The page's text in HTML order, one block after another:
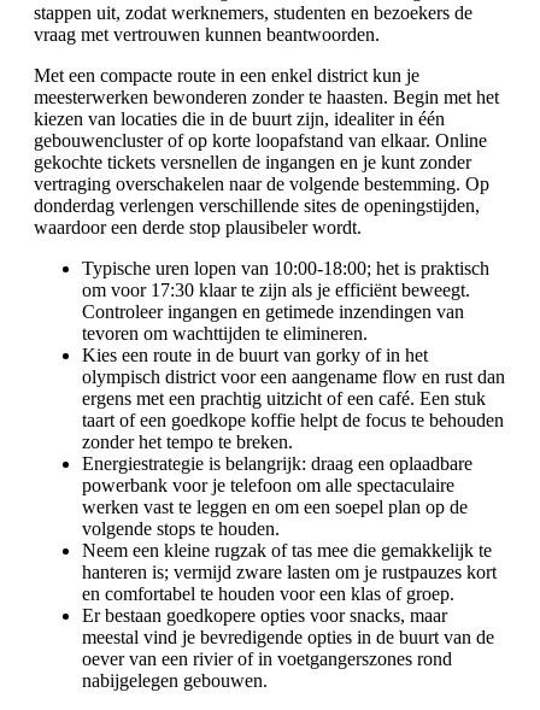
stappen uit, zodat werknemers, studenten en bezoekers de
vraag met vertrouwen kunnen beantwoorden.
Met een compacte route in een enkel district kun je
meesterwerken bewonderen zonder te haasten. Begin met het
kiezen van locaties die in de buurt zijn, idealiter in één
gebouwencluster of op korte loopafstand van elkaar. Online
gekochte tickets versnellen de ingangen en je kunt zonder
vertraging overschakelen naar de volgende bestemming. Op
donderdag verlengen verschillende sites de openingstijden,
waardoor een derde stop plausibeler wordt.
Typische uren lopen van 10:00-18:00; het is praktisch
om voor 17:30 klaar te zijn als je efficiënt beweegt.
Controleer ingangen en getimede inzendingen van
tevoren om wachttijden te elimineren.
Kies een route in de buurt van gorky of in het
olympisch district voor een aangename flow en rust dan
ergens met een prachtig uitzicht of een café. Een stuk
taart of een goedkope koffie helpt de focus te behouden
zonder het tempo te breken.
Energiestrategie is belangrijk: draag een oplaadbare
powerbank voor je telefoon om alle spectaculaire
werken vast te leggen en om een soepel plan op de
volgende stops te houden.
Neem een kleine rugzak of tas mee die gemakkelijk te
hanteren is; vermijd zware lasten om je rustpauzes kort
en comfortabel te houden voor een klas of groep.
Er bestaan goedkopere opties voor snacks, maar
meestal vind je bevredigende opties in de buurt van de
oever van een rivier of in voetgangerszones rond
nabijgelegen gebouwen.